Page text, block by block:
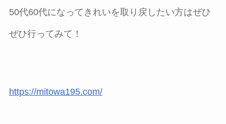
50代60代になってきれいを取り戻したい方はぜひ
ぜひ行ってみて！
https://mitowa195.com/